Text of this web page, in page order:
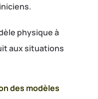
physique à
aux situations
des modèles